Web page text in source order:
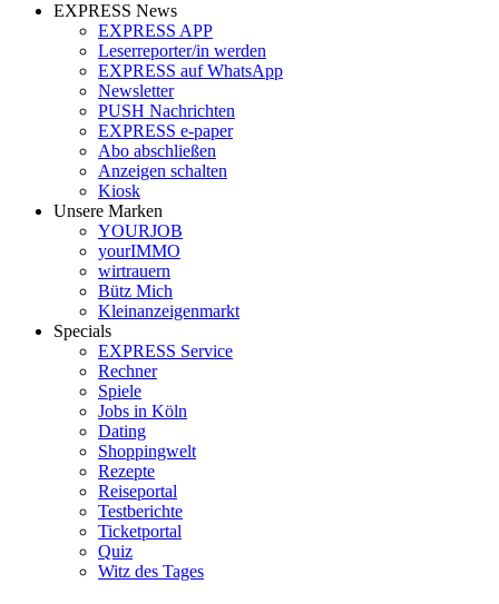
EXPRESS News
EXPRESS APP
Leserreporter/in werden
EXPRESS auf WhatsApp
Newsletter
PUSH Nachrichten
EXPRESS e-paper
Abo abschließen
Anzeigen schalten
Kiosk
Unsere Marken
YOURJOB
yourIMMO
wirtrauern
Bütz Mich
Kleinanzeigenmarkt
Specials
EXPRESS Service
Rechner
Spiele
Jobs in Köln
Dating
Shoppingwelt
Rezepte
Reiseportal
Testberichte
Ticketportal
Quiz
Witz des Tages